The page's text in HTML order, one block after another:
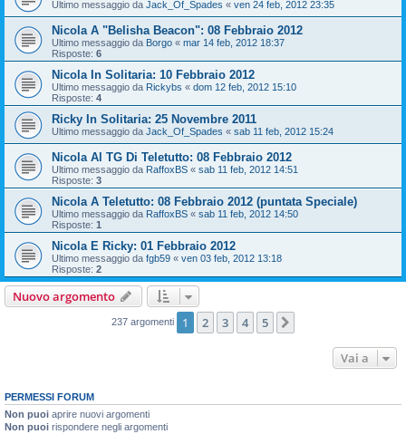
Ultimo messaggio da Jack_Of_Spades « ven 24 feb, 2012 23:35
Nicola A "Belisha Beacon": 08 Febbraio 2012
Ultimo messaggio da Borgo « mar 14 feb, 2012 18:37
Risposte: 6
Nicola In Solitaria: 10 Febbraio 2012
Ultimo messaggio da Rickybs « dom 12 feb, 2012 15:10
Risposte: 4
Ricky In Solitaria: 25 Novembre 2011
Ultimo messaggio da Jack_Of_Spades « sab 11 feb, 2012 15:24
Nicola Al TG Di Teletutto: 08 Febbraio 2012
Ultimo messaggio da RaffoxBS « sab 11 feb, 2012 14:51
Risposte: 3
Nicola A Teletutto: 08 Febbraio 2012 (puntata Speciale)
Ultimo messaggio da RaffoxBS « sab 11 feb, 2012 14:50
Risposte: 1
Nicola E Ricky: 01 Febbraio 2012
Ultimo messaggio da fgb59 « ven 03 feb, 2012 13:18
Risposte: 2
Nuovo argomento
237 argomenti 1 2 3 4 5
Vai a
PERMESSI FORUM
Non puoi aprire nuovi argomenti
Non puoi rispondere negli argomenti